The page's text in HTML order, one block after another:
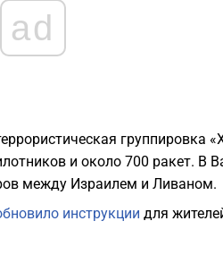
ad
группировка
и около 700 ракет. В
между Израилем и Ливаном.
инструкции для